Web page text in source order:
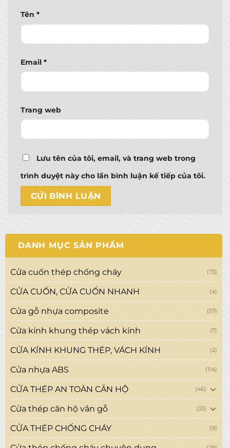
Tên*
Email*
Trang web
Lưu tên của tôi, email, và trang web trong
trình duyệt này cho lần bình luận kế tiếp của tôi.
DANH MỤC SẢN PHẨM
Cửa cuốn thép chống cháy (73)
CỬA CUỐN, CỬA CUỐN NHANH (4)
Cửa gỗ nhựa composite (57)
Cửa kính khung thép vách kính (7)
CỬA KÍNH KHUNG THÉP, VÁCH KÍNH (2)
Cửa nhựa ABS (114)
CỬA THÉP AN TOÀN CĂN HỘ (46)
Cửa thép căn hộ vân gỗ (33)
CỬA THÉP CHỐNG CHÁY (9)